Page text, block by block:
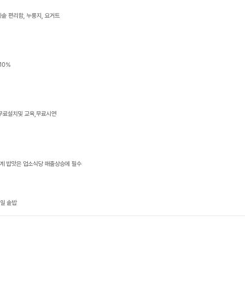
편리함, 누룽지, 요거트
설치및 교육,무료시연
밥맛은 업소식당 매출상승에 필수
솥밥